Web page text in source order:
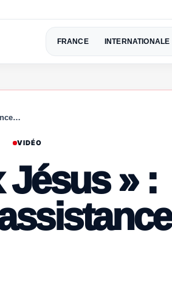
FRANCE INTERNATIONALE
VIDÉO
Jésus » :